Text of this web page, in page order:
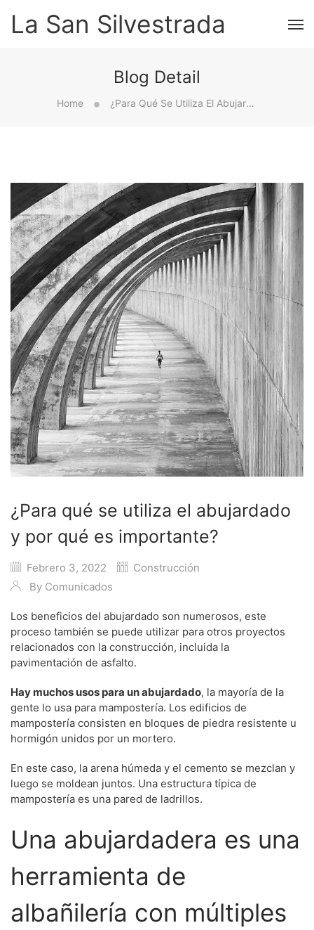
La San Silvestrada
Blog Detail
Home ¿Para Qué Se Utiliza El Abujardado Y Por Qué Es Importante?
¿Para qué se utiliza el abujardado
y por qué es importante?
Febrero 3, 2022
Construcción
By Comunicados
Los beneficios del abujardado son numerosos, este
proceso también se puede utilizar para otros proyectos
relacionados con la construcción, incluida la
pavimentación de asfalto.
Hay muchos usos para un abujardado, la mayoría de la
gente lo usa para mampostería. Los edificios de
mampostería consisten en bloques de piedra resistente u
hormigón unidos por un mortero.
En este caso, la arena húmeda y el cemento se mezclan y
luego se moldean juntos. Una estructura típica de
mampostería es una pared de ladrillos.
Una abujardadera es una
herramienta de
albañilería con múltiples